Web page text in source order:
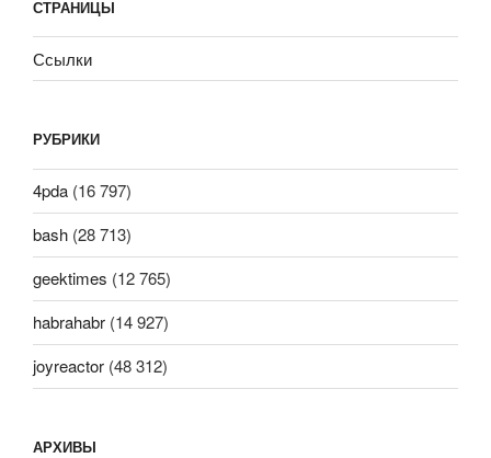
СТРАНИЦЫ
Ссылки
РУБРИКИ
4pda (16 797)
bash (28 713)
geektimes (12 765)
habrahabr (14 927)
joyreactor (48 312)
АРХИВЫ